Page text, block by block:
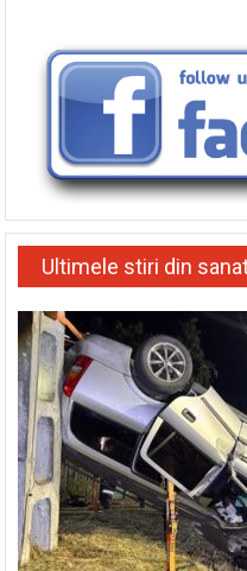
Ultimele stiri din